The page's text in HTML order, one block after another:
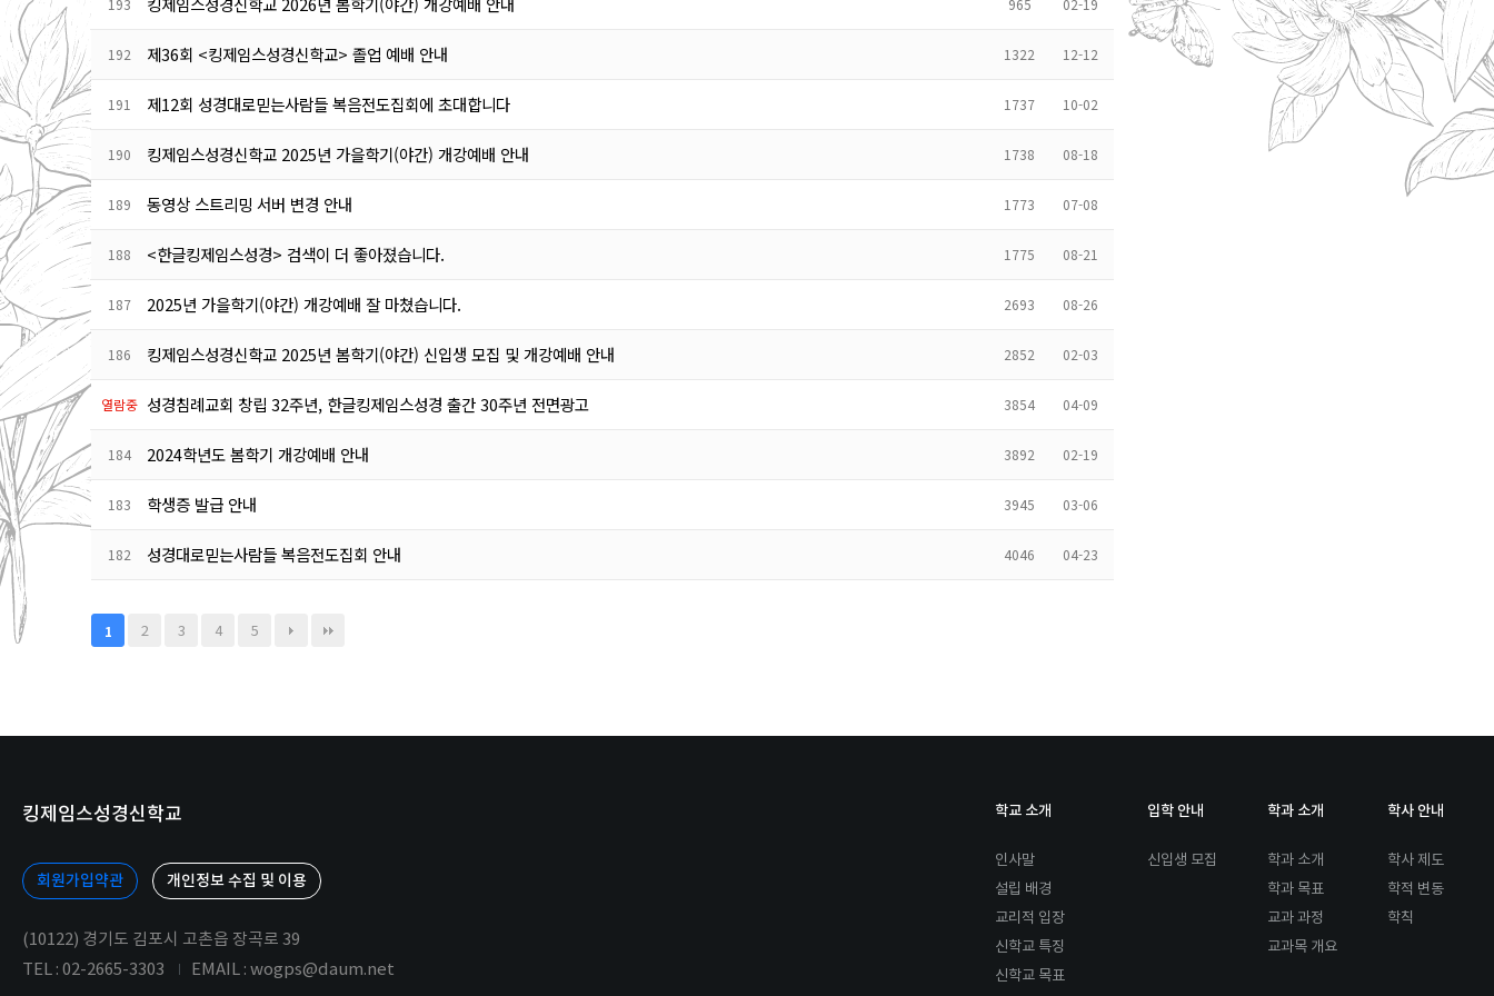
193 965 02-19
192 제36회 <킹제임스성경신학교> 졸업 예배 안내 1322 12-12
191 제12회 성경대로믿는사람들 복음전도집회에 초대합니다 1737 10-02
190 킹제임스성경신학교 2025년 가을학기(야간) 개강예배 안내 1738 08-18
189 동영상 스트리밍 서버 변경 안내 1773 07-08
188 <한글킹제임스성경> 검색이 더 좋아졌습니다. 1775 08-21
187 2025년 가을학기(야간) 개강예배 잘 마쳤습니다. 2693 08-26
186 킹제임스성경신학교 2025년 봄학기(야간) 신입생 모집 및 개강예배 안내 2852 02-03
열람중 성경침례교회 창립 32주년, 한글킹제임스성경 출간 30주년 전면광고 3854 04-09
184 2024학년도 봄학기 개강예배 안내 3892 02-19
183 학생증 발급 안내 3945 03-06
182 성경대로믿는사람들 복음전도집회 안내 4046 04-23
1 2 3 4 5
킹제임스성경신학교
회원가입약관 개인정보 수집 및 이용
(10122) 경기도 김포시 고촌읍 장곡로 39
TEL : 02-2665-3303
EMAIL : wogps@daum.net
학교 소개
인사말
설립 배경
교리적 입장
신학교 특징
신학교 목표
입학 안내
신입생 모집
학과 소개
학과 소개
학과 목표
교과 과정
교과목 개요
학사 안내
학사 제도
학적 변동
학칙